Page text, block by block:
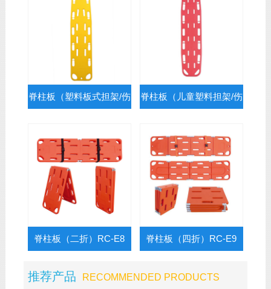
脊柱板（塑料板式担架/伤 脊柱板（儿童塑料担架/伤
脊柱板（二折）RC-E8 脊柱板（四折）RC-E9
推荐产品 RECOMMENDED PRODUCTS